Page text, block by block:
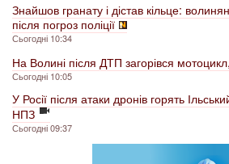
Знайшов гранату і дістав кільце:
після погроз поліції
Сьогодні 10:34
На Волині після ДТП загорівся
Сьогодні 10:05
У Росії після атаки дронів горять
НПЗ
Сьогодні 09:37